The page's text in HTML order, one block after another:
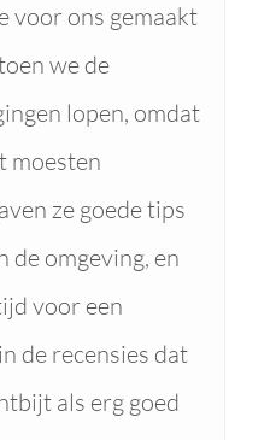
voor ons gemaakt
we de
lopen, omdat
moesten
ze goede tips
omgeving, en
voor een
de recensies dat
als erg goed